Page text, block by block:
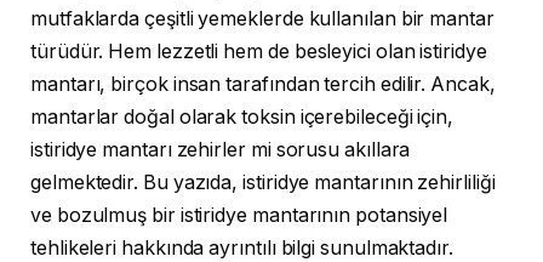
mutfaklarda çeşitli yemeklerde kullanılan bir mantar
türüdür. Hem lezzetli hem de besleyici olan istiridye
mantarı, birçok insan tarafından tercih edilir. Ancak,
mantarlar doğal olarak toksin içerebileceği için,
istiridye mantarı zehirler mi sorusu akıllara
gelmektedir. Bu yazıda, istiridye mantarının zehirliliği
ve bozulmuş bir istiridye mantarının potansiyel
tehlikeleri hakkında ayrıntılı bilgi sunulmaktadır.